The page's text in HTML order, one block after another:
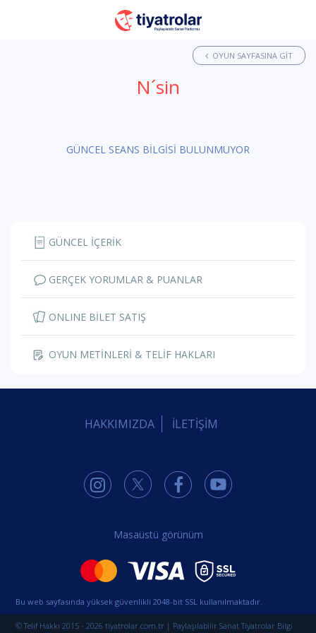
OYUN SAYFASINA GIT
N´sin
GÜNCEL SEANS BİLGİSİ BULUNMUYOR
GÜNCEL İÇERİK
GERÇEK YORUMLAR & PUANLAR
ONLINE BİLET SATIŞ
OYUN METİNLERİ & TELİF HAKLARI
HAKKIMIZDA İLETİŞİM
Masaüstü görünüm
Bu web sayfasında yüksek güvenlikli 2048-bit SSL kullanılmaktadır.
© Telif Hakkı 2015 - 2026 tiyatrolar.com.tr | Paylaşılabilir Sanat Tiyatrolar Bilgi